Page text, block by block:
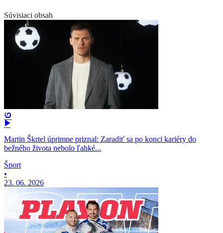
Súvisiaci obsah
Martin Škrtel úprimne priznal: Zaradiť sa po konci kariéry do
bežného života nebolo ľahké...
Šport
•
23. 06. 2026